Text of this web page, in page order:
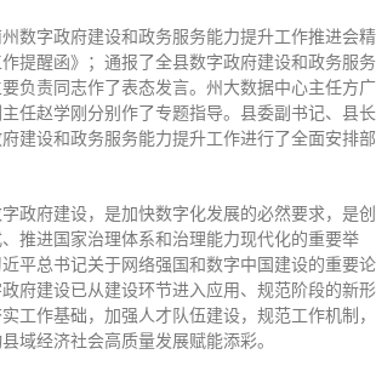
数字政府建设和政务服务能力提升工作推进会精
提醒函》；通报了全县数字政府建设和政务服务
负责同志作了表态发言。州大数据中心主任方广
任赵学刚分别作了专题指导。县委副书记、县长
建设和政务服务能力提升工作进行了全面安排部
政府建设，是加快数字化发展的必然要求，是创
推进国家治理体系和治理能力现代化的重要举
平总书记关于网络强国和数字中国建设的重要论
府建设已从建设环节进入应用、规范阶段的新形
工作基础，加强人才队伍建设，规范工作机制，
域经济社会高质量发展赋能添彩。